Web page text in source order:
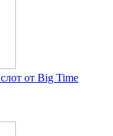
от Big Time